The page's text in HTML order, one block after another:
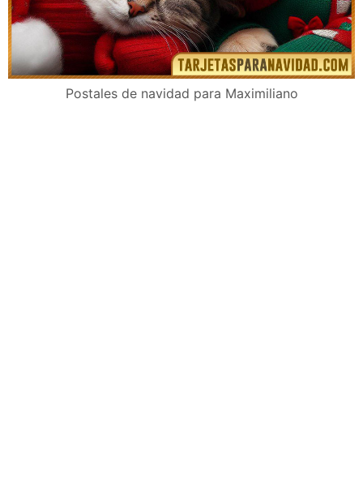
Postales de navidad para Maximiliano